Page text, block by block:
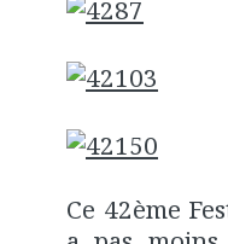
Ce 42ème